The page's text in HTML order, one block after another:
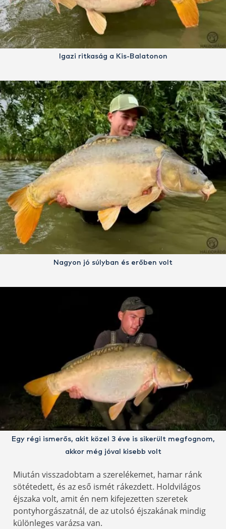
Igazi ritkaság a Kis-Balatonon
Nagyon jó súlyban és erőben volt
Egy régi ismerős, akit közel 3 éve is sikerült megfognom,
akkor még jóval kisebb volt
Miután visszadobtam a szerelékemet, hamar ránk
sötétedett, és az eső ismét rákezdett. Holdvilágos
éjszaka volt, amit én nem kifejezetten szeretek
pontyhorgászatnál, de az utolsó éjszakának mindig
különleges varázsa van.